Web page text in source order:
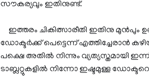
സൗകര്യവും ഇതിനുണ്ട്.
ഇത്തരം ചികിത്സാരീതി ഇതിനു മുന്‍പും
ഡോക്ടര്‍ക്ക് പെട്ടെന്ന് എത്തിച്ചേരാന്‍
പക്ഷെ അതില്‍ നിന്നും വ്യത്യസ്തമായി
ടാബ്ലറ്റുകളില്‍ നിന്നോ ഇഷ്ടമുള്ള